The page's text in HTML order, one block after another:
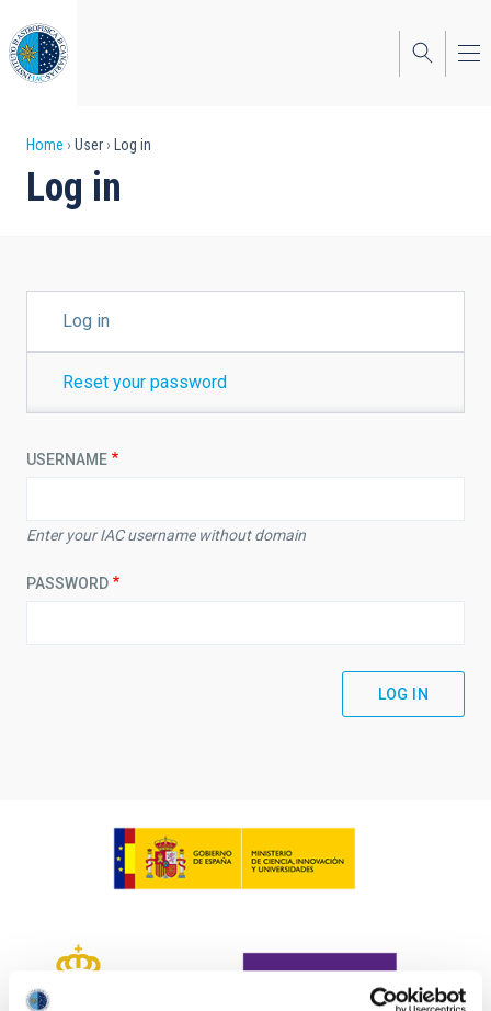
to
main
content
Breadcrumb
Home User Log in
Log in
TABSLog in
Reset your password
USERNAME
Enter your IAC username without domain
PASSWORD